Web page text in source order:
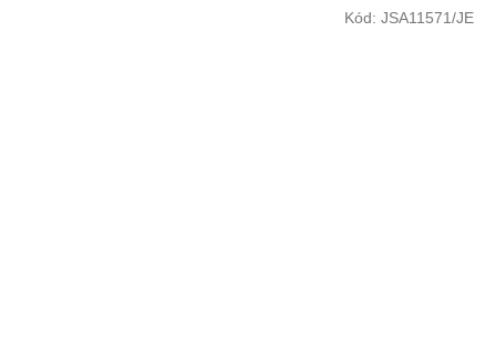
Kód: JSA11571/JE